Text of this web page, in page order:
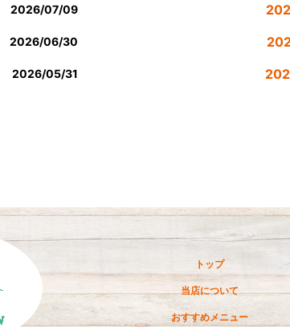
2026/07/09
2026/06/30
2026/05/31
トップ
当店について
おすすめメニュー